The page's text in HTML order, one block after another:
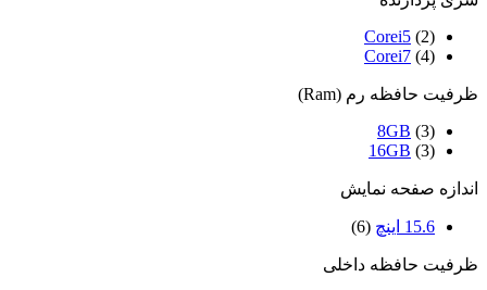
Corei5 (2)
Corei7 (4)
ظرفیت حافظه رم (Ram)
8GB (3)
16GB (3)
اندازه صفحه نمایش
15.6 اینچ (6)
ظرفیت حافظه داخلی